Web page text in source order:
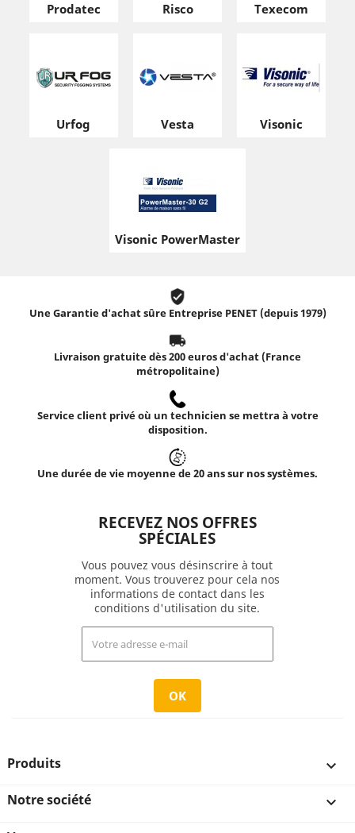
Prodatec Risco Texecom
Urfog Vesta Visonic
Visonic PowerMaster
Une Garantie d'achat sûre Entreprise PENET (depuis 1979)
Livraison gratuite dès 200 euros d'achat (France
métropolitaine)
Service client privé où un technicien se mettra à votre
disposition.
Une durée de vie moyenne de 20 ans sur nos systèmes.
RECEVEZ NOS OFFRES
SPÉCIALES
Vous pouvez vous désinscrire à tout
moment. Vous trouverez pour cela nos
informations de contact dans les
conditions d'utilisation du site.
Produits 
Notre société 